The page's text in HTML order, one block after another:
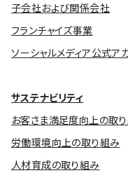
子会社および関係会社
フランチャイズ事業
ソーシャルメディア公式ア
サステナビリティ
お客さま満足度向上の取
労働環境向上の取り組み
人材育成の取り組み